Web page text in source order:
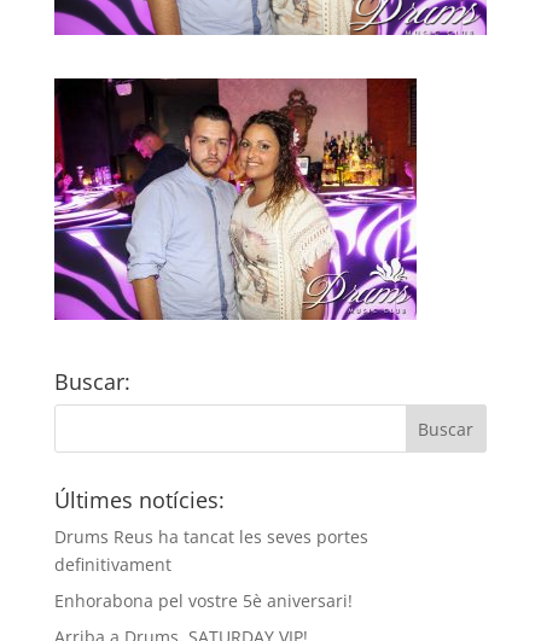
Buscar:
Últimes notícies:
Drums Reus ha tancat les seves portes
definitivament
Enhorabona pel vostre 5è aniversari!